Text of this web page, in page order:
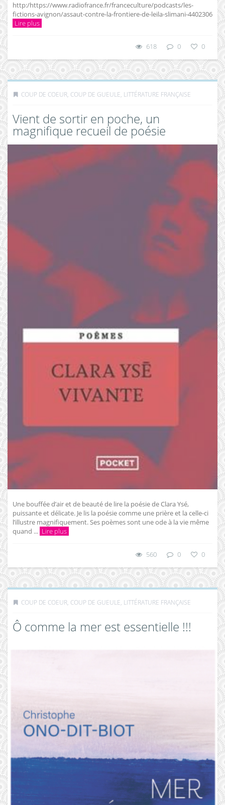
http:/https://www.radiofrance.fr/franceculture/podcasts/les-
fictions-avignon/assaut-contre-la-frontiere-de-leila-slimani-4402306
Lire plus
618 0 0
COUP DE COEUR, COUP DE GUEULE, LITTÉRATURE FRANÇAISE
Vient de sortir en poche, un
magnifique recueil de poésie
Une bouffée d’air et de beauté de lire la poésie de Clara Ysé,
puissante et délicate. Je lis la poésie comme une prière et la celle-ci
l’illustre magnifiquement. Ses poèmes sont une ode à la vie même
quand ... Lire plus
560 0 0
COUP DE COEUR, COUP DE GUEULE, LITTÉRATURE FRANÇAISE
Ô comme la mer est essentielle !!!